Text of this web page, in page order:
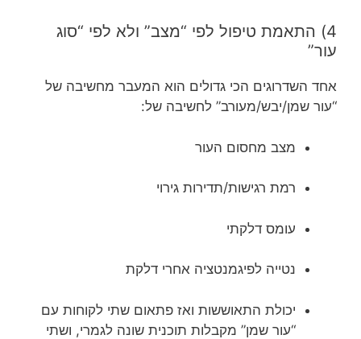
4) התאמת טיפול לפי “מצב” ולא לפי “סוג
עור”
אחד השדרוגים הכי גדולים הוא המעבר מחשיבה של
“עור שמן/יבש/מעורב” לחשיבה של:
מצב מחסום העור
רמת רגישות/תדירות גירוי
עומס דלקתי
נטייה לפיגמנטציה אחרי דלקת
יכולת התאוששות ואז פתאום שתי לקוחות עם
“עור שמן” מקבלות תוכנית שונה לגמרי, ושתי